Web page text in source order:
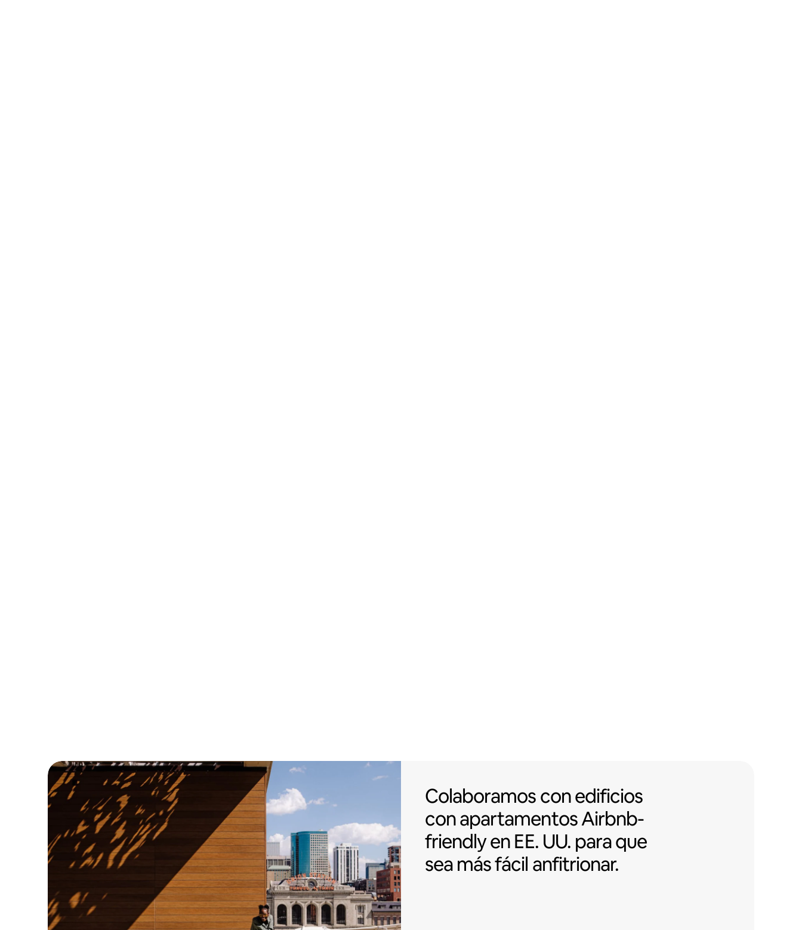
Colaboramos con edificios con apartamentos
Colaboramoscon edificios
con apartamentosAirbnb-
friendlyen EE. UU. para que
sea más fácil anfitrionar.